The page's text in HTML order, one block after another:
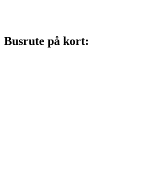
Busrute på kort: